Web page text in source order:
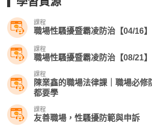
課程
職場性騷擾暨霸凌防治【04/16
課程
職場性騷擾暨霸凌防治【08/21
課程
陳業鑫的職場法律課｜職場必修
都要學
課程
友善職場，性騷擾防範與申訴